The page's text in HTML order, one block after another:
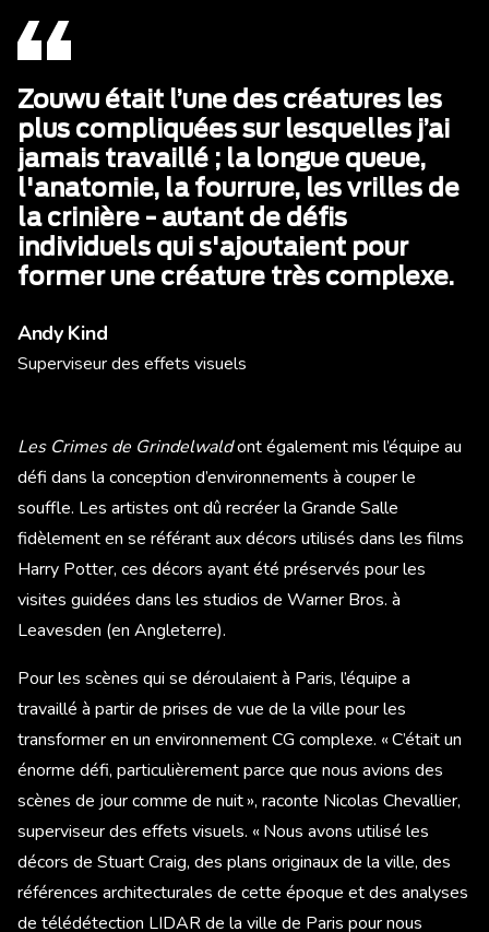
Zouwu était l’une des créatures les
plus compliquées sur lesquelles j’ai
jamais travaillé ; la longue queue,
l'anatomie, la fourrure, les vrilles de
la crinière - autant de défis
individuels qui s'ajoutaient pour
former une créature très complexe.
Andy Kind
Superviseur des effets visuels
Les Crimes de Grindelwaldont également mis l’équipe au
défi dans la conception d’environnements à couper le
souffle. Les artistes ont dû recréer la Grande Salle
fidèlement en se référant aux décors utilisés dans les films
Harry Potter, ces décors ayant été préservés pour les
visites guidées dans les studios de Warner Bros. à
Leavesden (en Angleterre).
Pour les scènes qui se déroulaient à Paris, l’équipe a
travaillé à partir de prises de vue de la ville pour les
transformer en un environnement CG complexe. « C’était un
énorme défi, particulièrement parce que nous avions des
scènes de jour comme de nuit », raconte Nicolas Chevallier,
superviseur des effets visuels. « Nous avons utilisé les
décors de Stuart Craig, des plans originaux de la ville, des
références architecturales de cette époque et des analyses
de télédétection LIDAR de la ville de Paris pour nous